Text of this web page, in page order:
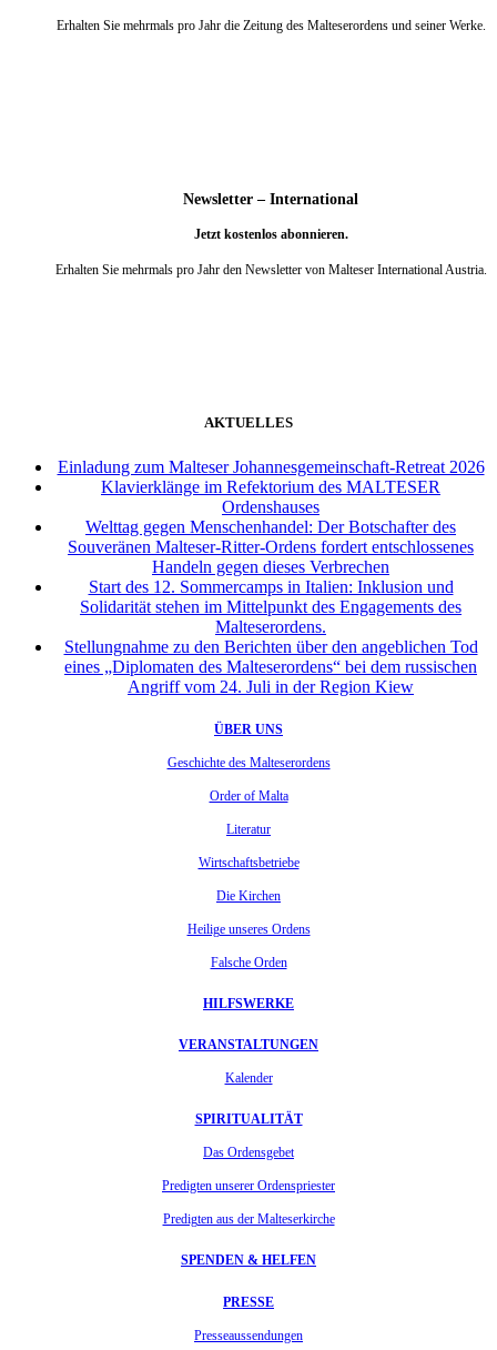
Erhalten Sie mehrmals pro Jahr die Zeitung des Malteserordens und seiner Werke.
Newsletter – International
Jetzt kostenlos abonnieren.
Erhalten Sie mehrmals pro Jahr den Newsletter von Malteser International Austria.
AKTUELLES
Einladung zum Malteser Johannesgemeinschaft-Retreat 2026
Klavierklänge im Refektorium des MALTESER
Ordenshauses
Welttag gegen Menschenhandel: Der Botschafter des
Souveränen Malteser-Ritter-Ordens fordert entschlossenes
Handeln gegen dieses Verbrechen
Start des 12. Sommercamps in Italien: Inklusion und
Solidarität stehen im Mittelpunkt des Engagements des
Malteserordens.
Stellungnahme zu den Berichten über den angeblichen Tod
eines „Diplomaten des Malteserordens“ bei dem russischen
Angriff vom 24. Juli in der Region Kiew
ÜBER UNS
Geschichte des Malteserordens
Order of Malta
Literatur
Wirtschaftsbetriebe
Die Kirchen
Heilige unseres Ordens
Falsche Orden
HILFSWERKE
VERANSTALTUNGEN
Kalender
SPIRITUALITÄT
Das Ordensgebet
Predigten unserer Ordenspriester
Predigten aus der Malteserkirche
SPENDEN & HELFEN
PRESSE
Presseaussendungen